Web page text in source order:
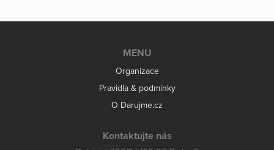
MENU
Organizace
Pravidla & podmínky
O Darujme.cz
Kontaktujte nás